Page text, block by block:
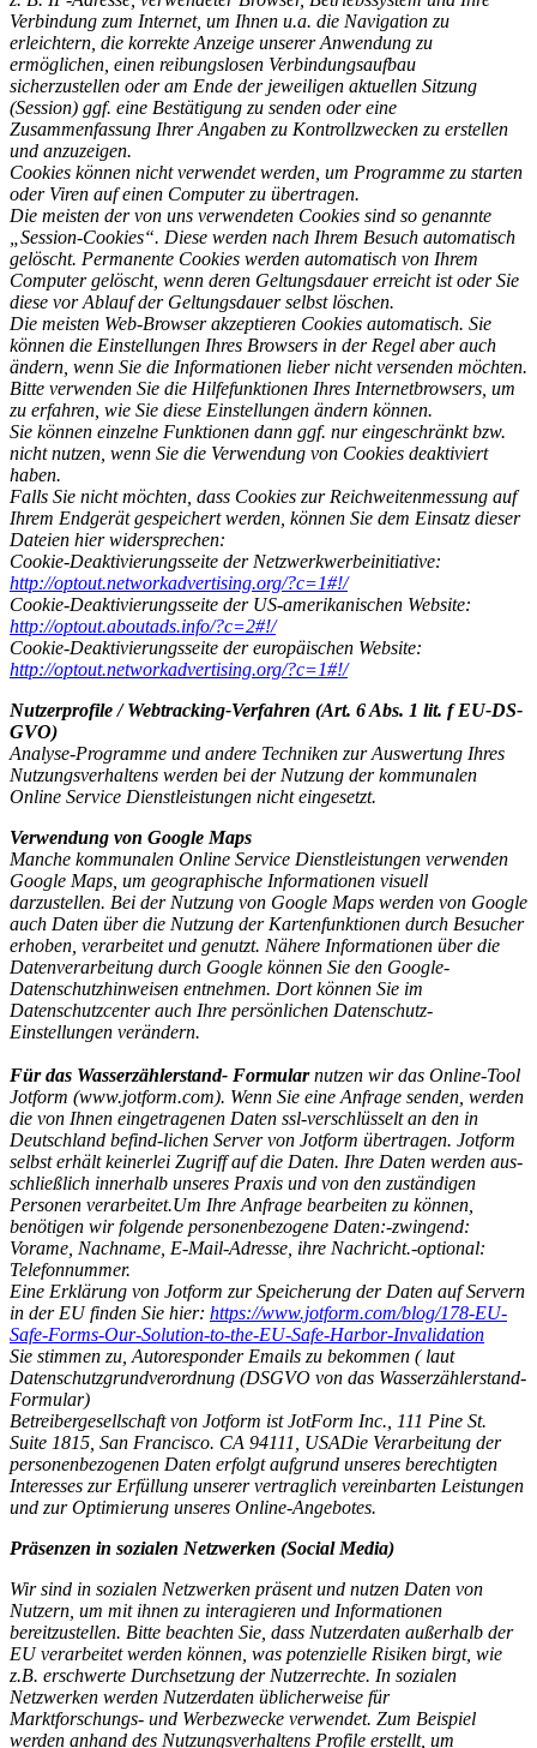
Verbindung zum Internet, um Ihnen u.a. die Navigation zu
erleichtern, die korrekte Anzeige unserer Anwendung zu
ermöglichen, einen reibungslosen Verbindungsaufbau
sicherzustellen oder am Ende der jeweiligen aktuellen Sitzung
(Session) ggf. eine Bestätigung zu senden oder eine
Zusammenfassung Ihrer Angaben zu Kontrollzwecken zu erstellen
und anzuzeigen.
Cookies können nicht verwendet werden, um Programme zu starten
oder Viren auf einen Computer zu übertragen.
Die meisten der von uns verwendeten Cookies sind so genannte
„Session-Cookies“. Diese werden nach Ihrem Besuch automatisch
gelöscht. Permanente Cookies werden automatisch von Ihrem
Computer gelöscht, wenn deren Geltungsdauer erreicht ist oder Sie
diese vor Ablauf der Geltungsdauer selbst löschen.
Die meisten Web-Browser akzeptieren Cookies automatisch. Sie
können die Einstellungen Ihres Browsers in der Regel aber auch
ändern, wenn Sie die Informationen lieber nicht versenden möchten.
Bitte verwenden Sie die Hilfefunktionen Ihres Internetbrowsers, um
zu erfahren, wie Sie diese Einstellungen ändern können.
Sie können einzelne Funktionen dann ggf. nur eingeschränkt bzw.
nicht nutzen, wenn Sie die Verwendung von Cookies deaktiviert
haben.
Falls Sie nicht möchten, dass Cookies zur Reichweitenmessung auf
Ihrem Endgerät gespeichert werden, können Sie dem Einsatz dieser
Dateien hier widersprechen:
Cookie-Deaktivierungsseite der Netzwerkwerbeinitiative:
http://optout.networkadvertising.org/?c=1#!/
Cookie-Deaktivierungsseite der US-amerikanischen Website:
http://optout.aboutads.info/?c=2#!/
Cookie-Deaktivierungsseite der europäischen Website:
http://optout.networkadvertising.org/?c=1#!/
Nutzerprofile / Webtracking-Verfahren (Art. 6 Abs. 1 lit. f EU-DS-
GVO)
Analyse-Programme und andere Techniken zur Auswertung Ihres
Nutzungsverhaltens werden bei der Nutzung der kommunalen
Online Service Dienstleistungen nicht eingesetzt.
Verwendung von Google Maps
Manche kommunalen Online Service Dienstleistungen verwenden
Google Maps, um geographische Informationen visuell
darzustellen. Bei der Nutzung von Google Maps werden von Google
auch Daten über die Nutzung der Kartenfunktionen durch Besucher
erhoben, verarbeitet und genutzt. Nähere Informationen über die
Datenverarbeitung durch Google können Sie den Google-
Datenschutzhinweisen entnehmen. Dort können Sie im
Datenschutzcenter auch Ihre persönlichen Datenschutz-
Einstellungen verändern.
Für das Wasserzählerstand- Formularnutzen wir das Online-Tool
Jotform (www.jotform.com). Wenn Sie eine Anfrage senden, werden
die von Ihnen eingetragenen Daten ssl-verschlüsselt an den in
Deutschland befind-lichen Server von Jotform übertragen. Jotform
selbst erhält keinerlei Zugriff auf die Daten. Ihre Daten werden aus-
schließlich innerhalb unseres Praxis und von den zuständigen
Personen verarbeitet.Um Ihre Anfrage bearbeiten zu können,
benötigen wir folgende personenbezogene Daten:-zwingend:
Vorame, Nachname, E-Mail-Adresse, ihre Nachricht.-optional:
Telefonnummer.
Eine Erklärung von Jotform zur Speicherung der Daten auf Servern
in der EU finden Sie hier: https://www.jotform.com/blog/178-EU-
Safe-Forms-Our-Solution-to-the-EU-Safe-Harbor-Invalidation
Sie stimmen zu, Autoresponder Emails zu bekommen ( laut
Datenschutzgrundverordnung (DSGVO von das Wasserzählerstand-
Formular)
Betreibergesellschaft von Jotform ist JotForm Inc., 111 Pine St.
Suite 1815, San Francisco. CA 94111, USADie Verarbeitung der
personenbezogenen Daten erfolgt aufgrund unseres berechtigten
Interesses zur Erfüllung unserer vertraglich vereinbarten Leistungen
und zur Optimierung unseres Online-Angebotes.
Präsenzen in sozialen Netzwerken (Social Media)
Wir sind in sozialen Netzwerken präsent und nutzen Daten von
Nutzern, um mit ihnen zu interagieren und Informationen
bereitzustellen. Bitte beachten Sie, dass Nutzerdaten außerhalb der
EU verarbeitet werden können, was potenzielle Risiken birgt, wie
z.B. erschwerte Durchsetzung der Nutzerrechte. In sozialen
Netzwerken werden Nutzerdaten üblicherweise für
Marktforschungs- und Werbezwecke verwendet. Zum Beispiel
werden anhand des Nutzungsverhaltens Profile erstellt, um